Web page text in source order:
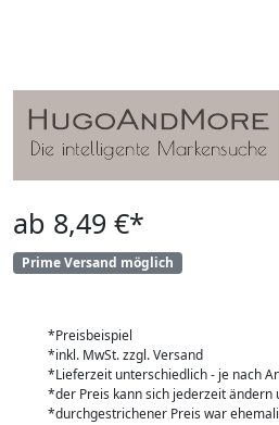
ab 8,49 €*
Prime Versand möglich
*Preisbeispiel
*inkl. MwSt. zzgl. Versand
*Lieferzeit unterschiedlich - je nach
*der Preis kann sich jederzeit ändern
*durchgestrichener Preis war